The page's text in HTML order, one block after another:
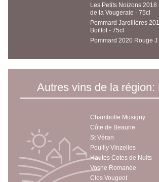
Les Petits Noizons
de la Vougeraie - 75cl
Pommard Jarollières
Boillot - 75cl
Pommard 2020 Rouge
Autres vins de la région:
Chambolle Musigny
Côte de Beaune
St Véran
Pouilly Vinzelles
Hautes Cotes de Nuits
Vosne Romanée
Clos Vougeot